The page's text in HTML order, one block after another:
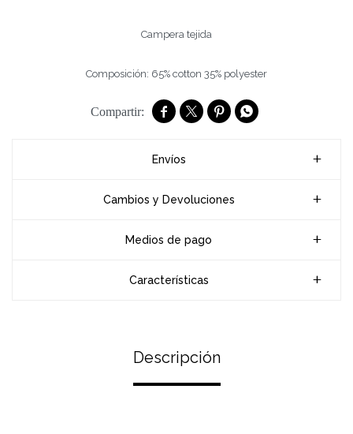
Campera tejida
Composición: 65% cotton 35% polyester
   
Envíos
Cambios y Devoluciones
Medios de pago
Características
Descripción